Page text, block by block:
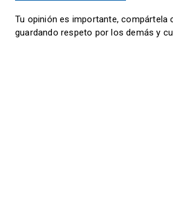
Tu opinión es importante, compártela
guardando respeto por los demás y